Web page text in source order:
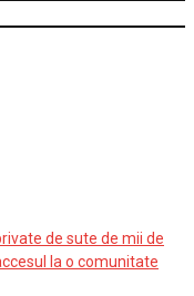
de sute de mii de
la o comunitate